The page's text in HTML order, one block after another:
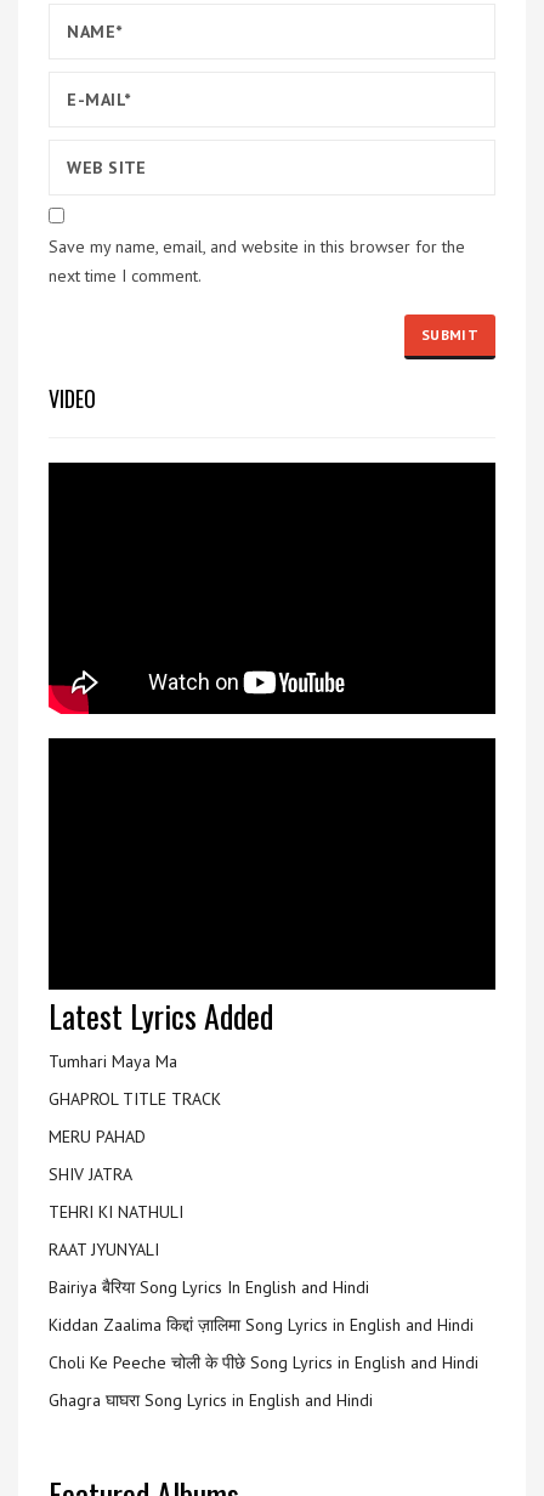
Save my name, email, and website in this browser for the
next time I comment.
VIDEO
Latest Lyrics Added
Tumhari Maya Ma
GHAPROL TITLE TRACK
MERU PAHAD
SHIV JATRA
TEHRI KI NATHULI
RAAT JYUNYALI
Bairiya बैरिया Song Lyrics In English and Hindi
Kiddan Zaalima किद्दां ज़ालिमा Song Lyrics in English and Hindi
Choli Ke Peeche चोली के पीछे Song Lyrics in English and Hindi
Ghagra घाघरा Song Lyrics in English and Hindi